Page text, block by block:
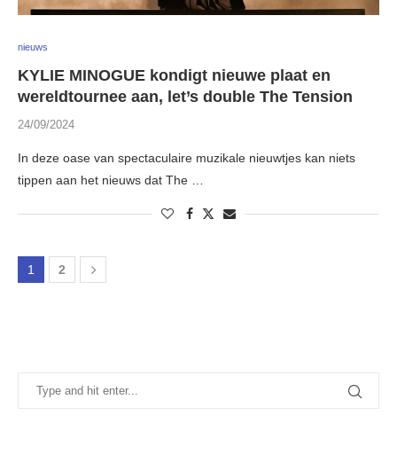
nieuws
KYLIE MINOGUE kondigt nieuwe plaat en
wereldtournee aan, let’s double The Tension
24/09/2024
In deze oase van spectaculaire muzikale nieuwtjes kan niets
tippen aan het nieuws dat The …
1 2